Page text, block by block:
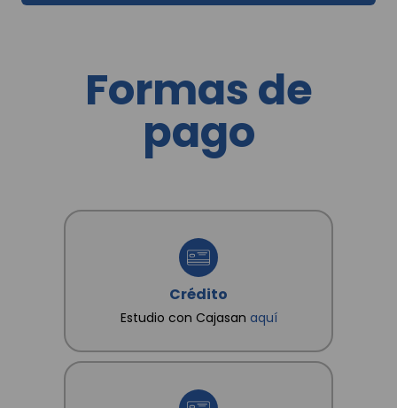
conozco que como titular me asisten los derechos
a conocer, actualizar, rectificar y suprimir mis datos
y revocar la autorización. Igualmente declaro que
que suministro, para que CAJA SANTANDEREANA
DE SUBSIDIO FAMILIAR "CAJASAN" les dé
tratamiento conforme a las finalidades
Formas de
pago
Crédito
Estudio con Cajasan aquí